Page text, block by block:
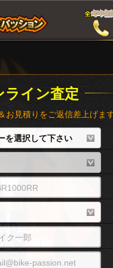
ライン査定
お見積りをご返信差上げま